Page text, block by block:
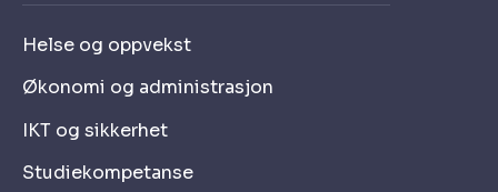
Helse og oppvekst
Økonomi og administrasjon
IKT og sikkerhet
Studiekompetanse